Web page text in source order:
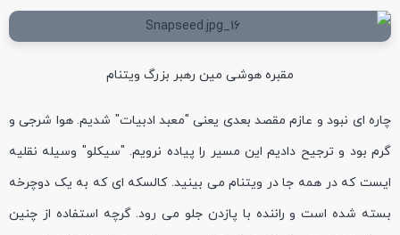
مقبره هوشی مین رهبر بزرگ ویتنام
چاره ای نبود و عازم مقصد بعدی یعنی "معبد ادبیات" شدیم. هوا شرجی و
گرم بود و ترجیح دادیم این مسیر را پیاده نرویم. "سیکلو" وسیله نقلیه
ایست که در همه جا در ویتنام می بینید. کالسکه ای که به یک دوچرخه
بسته شده است و راننده با پازدن جلو می رود. گرچه استفاده از چنین